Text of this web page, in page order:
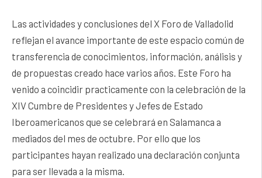
Las actividades y conclusiones del X Foro de Valladolid
reflejan el avance importante de este espacio común de
transferencia de conocimientos, información, análisis y
de propuestas creado hace varios años. Este Foro ha
venido a coincidir practicamente con la celebración de la
XIV Cumbre de Presidentes y Jefes de Estado
Iberoamericanos que se celebrará en Salamanca a
mediados del mes de octubre. Por ello que los
participantes hayan realizado una declaración conjunta
para ser llevada a la misma.